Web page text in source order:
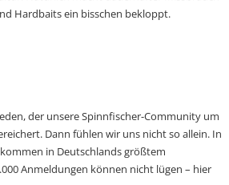
Hardbaits ein bisschen bekloppt.
der unsere Spinnfischer-Community um
Dann fühlen wir uns nicht so allein. In
in Deutschlands größtem
Anmeldungen können nicht lügen – hier